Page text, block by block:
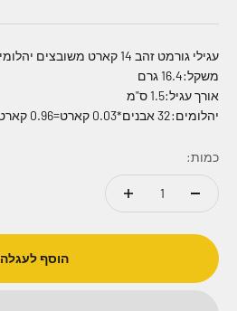
עגילי גורמט זהב 14 קארט משובצים יהלומים
משקל:16.4 גרם
אורך עגיל:1.5 ס"מ
יהלומים:32 אבנים*0.03 קארט=0.96 קארט
כמות:
הוסף לעגלה